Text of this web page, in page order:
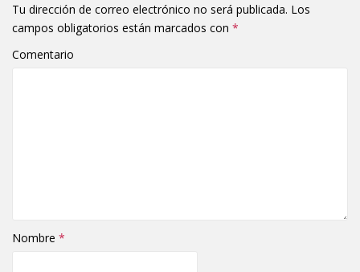
Tu dirección de correo electrónico no será publicada. Los
campos obligatorios están marcados con *
Comentario
Nombre *